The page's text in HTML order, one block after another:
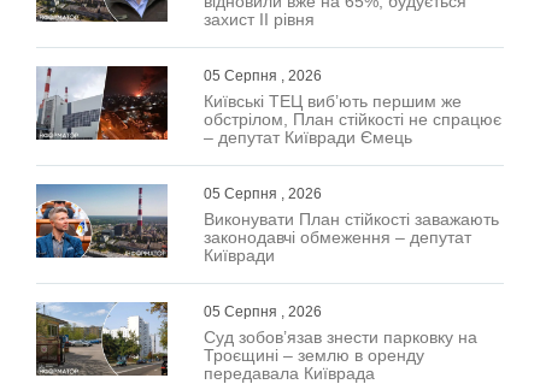
захист ІІ рівня
05 Серпня , 2026
Київські ТЕЦ виб’ють першим же
обстрілом, План стійкості не спрацює
– депутат Київради Ємець
05 Серпня , 2026
Виконувати План стійкості заважають
законодавчі обмеження – депутат
Київради
05 Серпня , 2026
Суд зобов’язав знести парковку на
Троєщині – землю в оренду
передавала Київрада